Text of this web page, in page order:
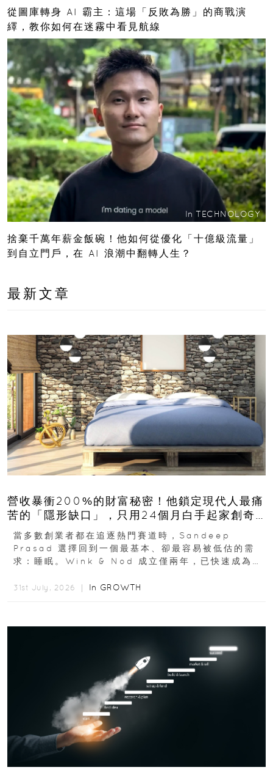
從圖庫轉身 AI 霸主：這場「反敗為勝」的商戰演
繹，教你如何在迷霧中看見航線
In TECHNOLOGY
捨棄千萬年薪金飯碗！他如何從優化「十億級流量」
到自立門戶，在 AI 浪潮中翻轉人生？
最新文章
營收暴衝200%的財富秘密！他鎖定現代人最痛
苦的「隱形缺口」，只用24個月白手起家創奇
蹟
當多數創業者都在追逐熱門賽道時，Sandeep
Prasad 選擇回到一個最基本、卻最容易被低估的需
求：睡眠。Wink & Nod 成立僅兩年，已快速成為印
31st July, 2026 ｜ In GROWTH